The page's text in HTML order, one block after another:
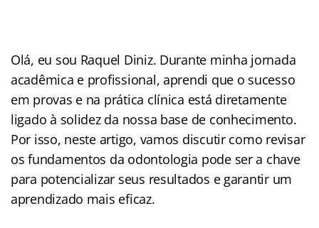
Olá, eu sou Raquel Diniz. Durante minha jornada
acadêmica e profissional, aprendi que o sucesso
em provas e na prática clínica está diretamente
ligado à solidez da nossa base de conhecimento.
Por isso, neste artigo, vamos discutir como revisar
os fundamentos da odontologia pode ser a chave
para potencializar seus resultados e garantir um
aprendizado mais eficaz.